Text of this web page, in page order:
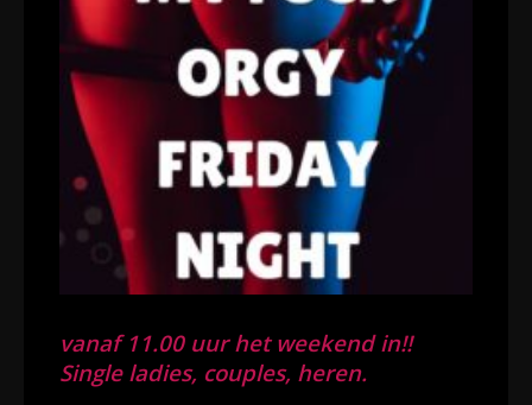
vanaf 11.00 uur het weekend in!!
Single ladies, couples, heren.